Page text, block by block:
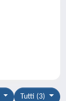
Tutti (3)